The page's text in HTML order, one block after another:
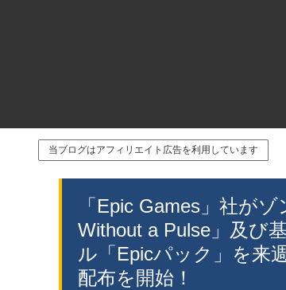
当ブログはアフィリエイト広告を利用しています
「Epic Games」社が
Without a Pulse」及び
ル「Epicパック」を来
配布を開始！